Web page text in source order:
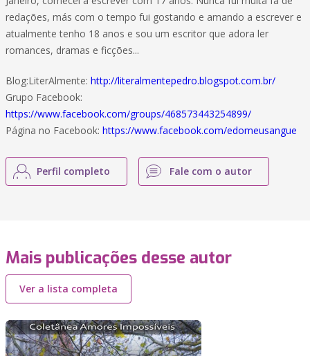
redações, más com o tempo fui gostando e amando a escrever e
atualmente tenho 18 anos e sou um escritor que adora ler
romances, dramas e ficções...
Blog:LiterAlmente: http://literalmentepedro.blogspot.com.br/
Grupo Facebook:
https://www.facebook.com/groups/468573443254899/
Página no Facebook: https://www.facebook.com/edomeusangue
Perfil completo Fale com o autor
Mais publicações desse autor
Ver a lista completa